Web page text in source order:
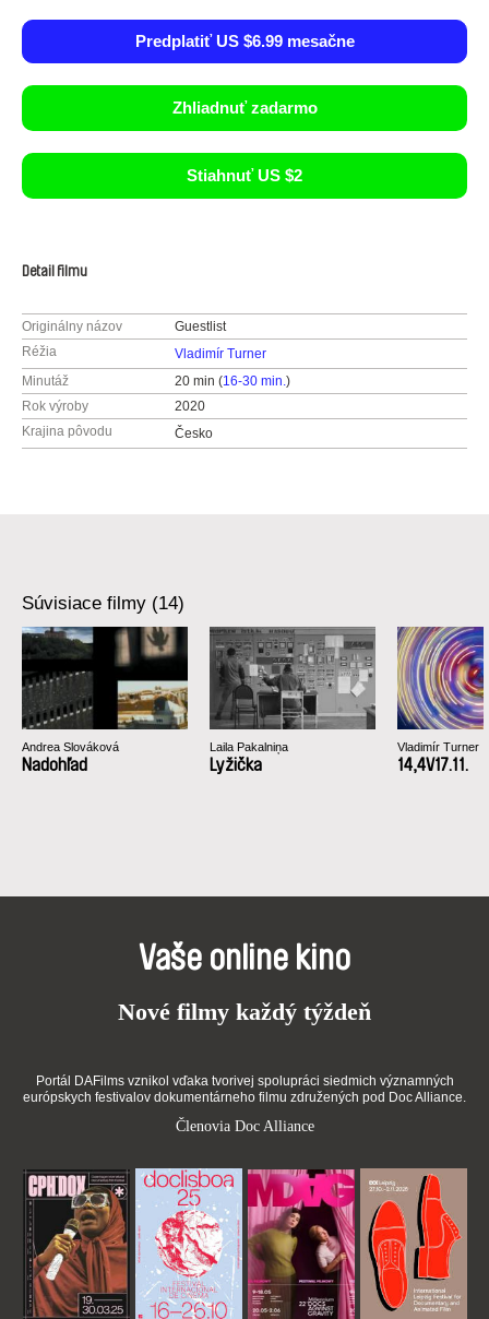
Predplatiť US $6.99 mesačne
Zhliadnuť zadarmo
Stiahnuť US $2
Detail filmu
Originálny názov
Guestlist
Réžia
Vladimír Turner
Minutáž
20 min (16-30 min.)
Rok výroby
2020
Krajina pôvodu
Česko
Súvisiace filmy (14)
Andrea Slováková
Nadohľad
Laila Pakalniņa
Lyžička
Vladimír Turner
14,4V17.11.
Vaše online kino
Nové filmy každý týždeň
Portál DAFilms vznikol vďaka tvorivej spolupráci siedmich významných
európskych festivalov dokumentárneho filmu združených pod Doc Alliance.
Členovia Doc Alliance